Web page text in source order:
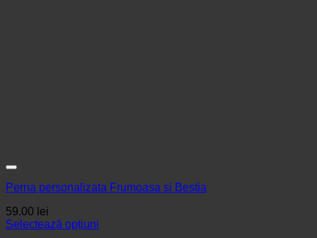
Perna personalizata Frumoasa si Bestia
59.00 lei
Selectează opțiuni